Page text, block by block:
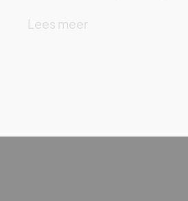
Lees meer